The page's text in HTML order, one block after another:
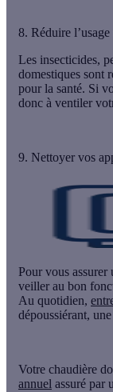
8. Réduire
Les insecticides,
domestiques sont
pour la santé. Si
donc à ventiler
9. Nettoyer vos
Pour vous assurer
veiller au bon
Au quotidien,
dépoussiérant,
Votre chaudière
annuel assuré par